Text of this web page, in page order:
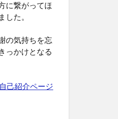
に繋がってほ
した。
の気持ちを忘
っかけとなる
己紹介ページ